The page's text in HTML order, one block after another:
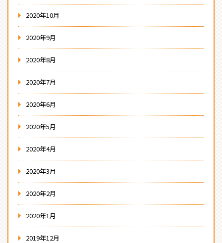
2020年10月
2020年9月
2020年8月
2020年7月
2020年6月
2020年5月
2020年4月
2020年3月
2020年2月
2020年1月
2019年12月